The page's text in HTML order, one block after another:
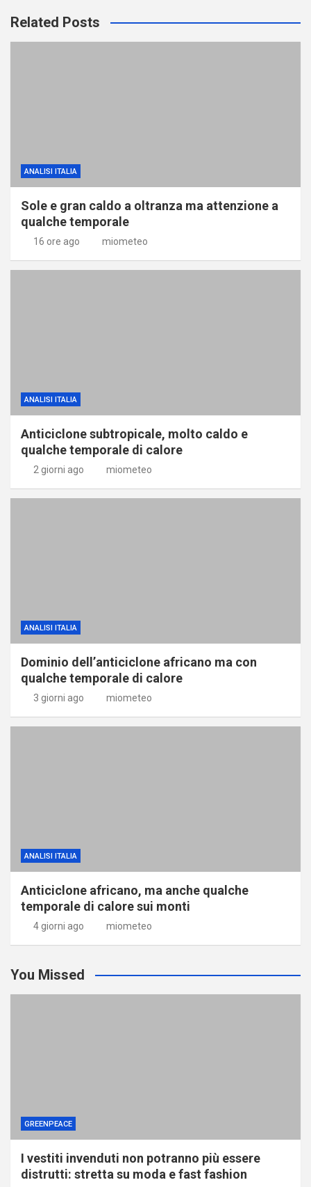
Related Posts
ANALISI ITALIA
Sole e gran caldo a oltranza ma attenzione a
qualche temporale
16 ore ago miometeo
ANALISI ITALIA
Anticiclone subtropicale, molto caldo e
qualche temporale di calore
2 giorni ago miometeo
ANALISI ITALIA
Dominio dell’anticiclone africano ma con
qualche temporale di calore
3 giorni ago miometeo
ANALISI ITALIA
Anticiclone africano, ma anche qualche
temporale di calore sui monti
4 giorni ago miometeo
You Missed
GREENPEACE
I vestiti invenduti non potranno più essere
distrutti: stretta su moda e fast fashion